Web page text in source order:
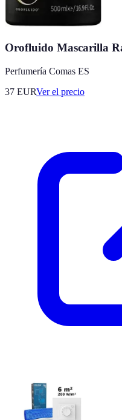
Orofluido Mascarilla
Perfumería Comas ES
37 EURVer el precio